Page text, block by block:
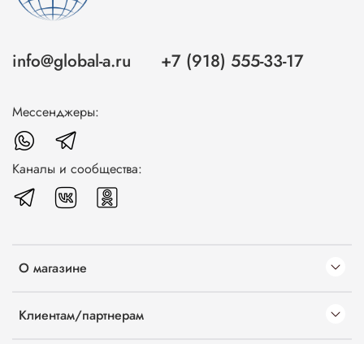
О магазине
Клиентам/партнерам
info@global-a.ru +7 (918) 555-33-17
Мессенджеры:
Каналы и сообщества: